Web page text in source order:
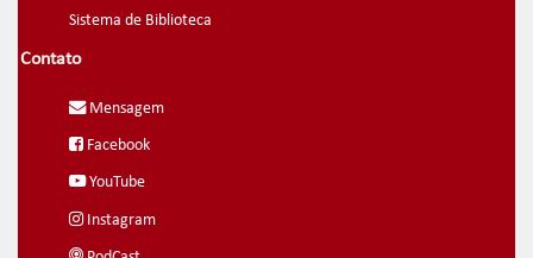
Sistema de Biblioteca
Contato
Mensagem
Facebook
YouTube
Instagram